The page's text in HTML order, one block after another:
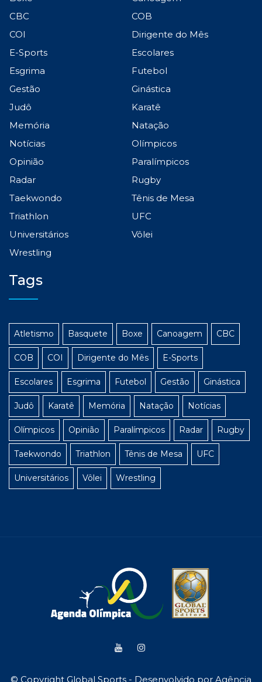
CBC
COB
COI
Dirigente do Mês
E-Sports
Escolares
Esgrima
Futebol
Gestão
Ginástica
Judô
Karatê
Memória
Natação
Notícias
Olímpicos
Opinião
Paralímpicos
Radar
Rugby
Taekwondo
Tênis de Mesa
Triathlon
UFC
Universitários
Vôlei
Wrestling
Tags
Atletismo Basquete Boxe Canoagem CBC
COB COI Dirigente do Mês E-Sports
Escolares Esgrima Futebol Gestão Ginástica
Judô Karatê Memória Natação Notícias
Olímpicos Opinião Paralímpicos Radar Rugby
Taekwondo Triathlon Tênis de Mesa UFC
Universitários Vôlei Wrestling
© Copyright Global Sports - Desenvolvido por Agência